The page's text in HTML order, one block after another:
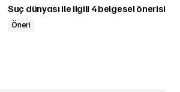
Suç dünyası ile ilgili 4 belgesel önerisi
Öneri